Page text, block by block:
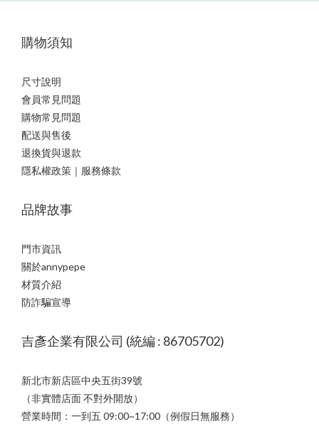
購物須知
尺寸說明
會員常見問題
購物常見問題
配送與售後
退換貨與退款
隱私權政策｜服務條款
品牌故事
門市資訊
關於annypepe
材質介紹
防詐騙宣導
吉彥企業有限公司 (統編 : 86705702)
新北市新店區中央五街39號
（非實體店面 不對外開放）
營業時間：一到五 09:00~17:00（例假日無服務）